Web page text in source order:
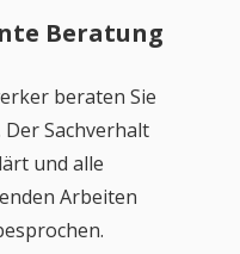
Beratung
beraten Sie
Sachverhalt
und alle
Arbeiten